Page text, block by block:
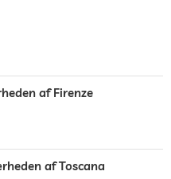
af Firenze
af Toscana